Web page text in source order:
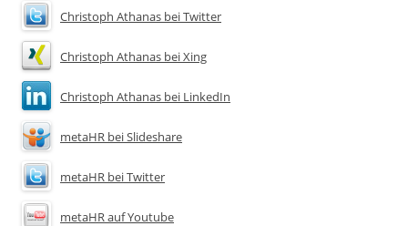
Christoph Athanas bei Twitter
Christoph Athanas bei Xing
Christoph Athanas bei LinkedIn
metaHR bei Slideshare
metaHR bei Twitter
metaHR auf Youtube